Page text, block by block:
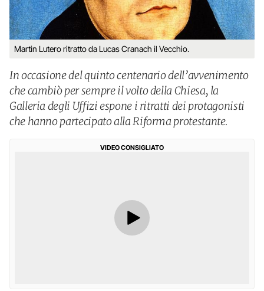
Martin Lutero ritratto da Lucas Cranach il Vecchio.
In occasione del quinto centenario dell’avvenimento
che cambiò per sempre il volto della Chiesa, la
Galleria degli Uffizi espone i ritratti dei protagonisti
che hanno partecipato alla Riforma protestante.
VIDEO CONSIGLIATO